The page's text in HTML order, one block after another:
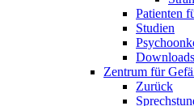
Patienten
Studien
Downloads
Zentrum für
Zurück